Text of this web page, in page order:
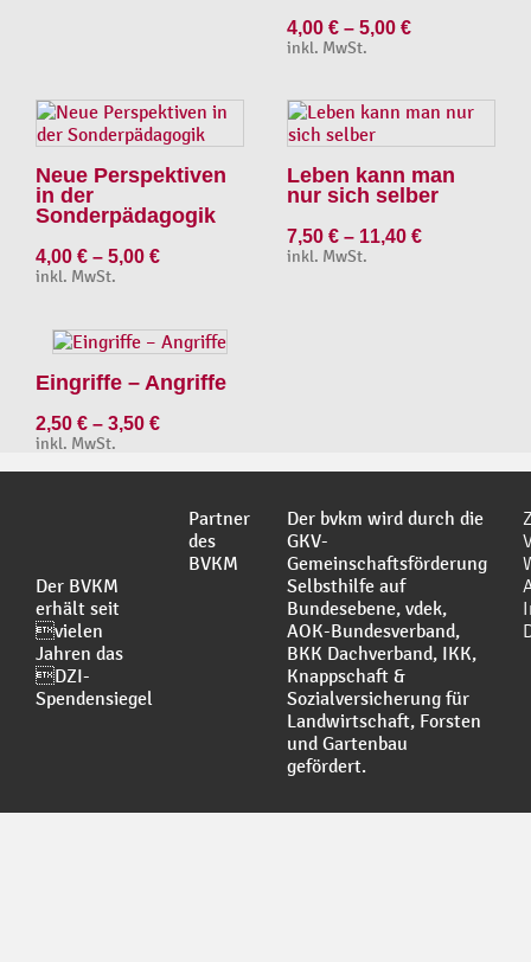
4,00€ –5,00€
inkl. MwSt.
Neue Perspektiven
in der
Sonderpädagogik
4,00€ –5,00€
inkl. MwSt.
Leben kann man
nur sich selber
7,50€ – 11,40€
inkl. MwSt.
Eingriffe – Angriffe
2,50€ –3,50€
inkl. MwSt.
Der BVKM
erhält seit
vielen
Jahren das
DZI-
Spendensiegel
Partner
des
BVKM
Der bvkm wird durch die
GKV-
Gemeinschaftsförderung
Selbsthilfe auf
Bundesebene, vdek,
AOK-Bundesverband,
BKK Dachverband, IKK,
Knappschaft &
Sozialversicherung für
Landwirtschaft, Forsten
und Gartenbau
gefördert.